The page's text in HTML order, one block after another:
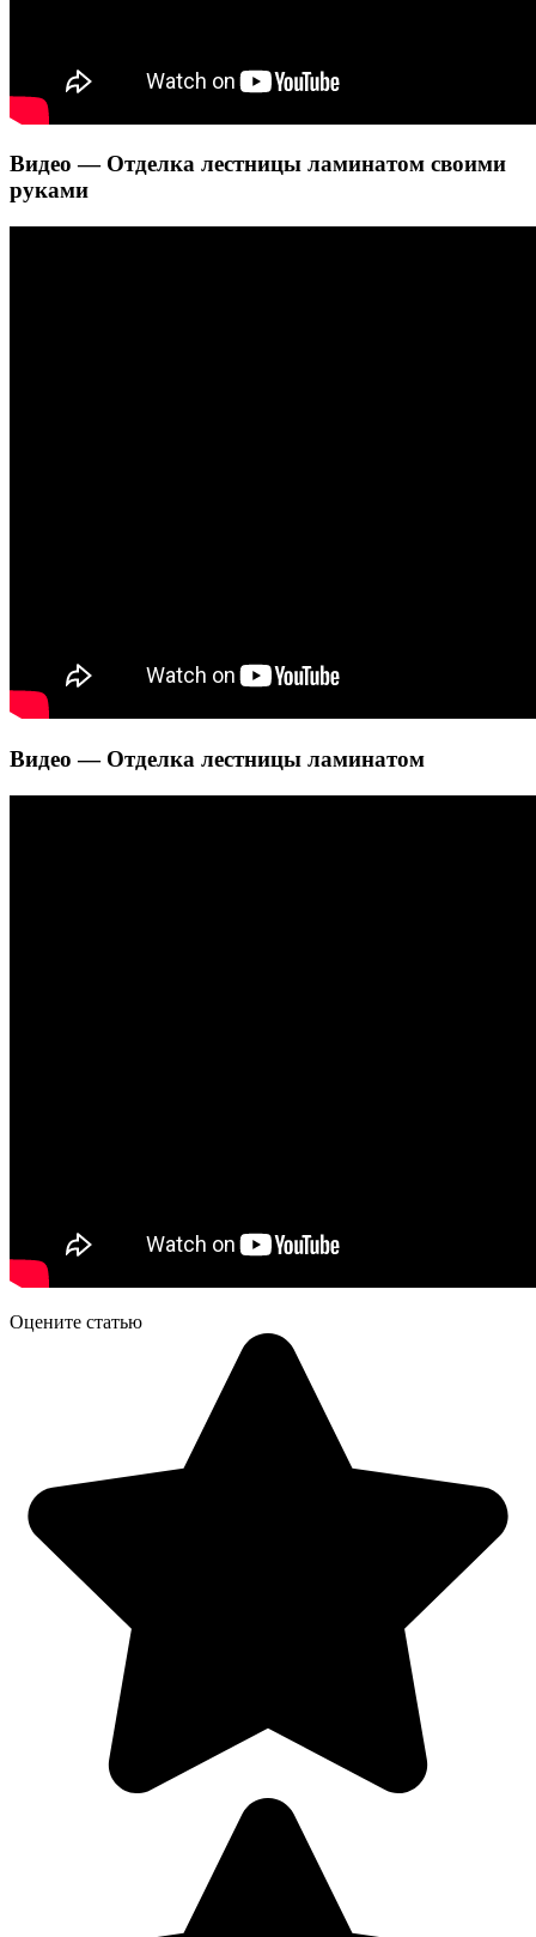
Видео — Отделка лестницы ламинатом своими
руками
Видео — Отделка лестницы ламинатом
Оцените статью